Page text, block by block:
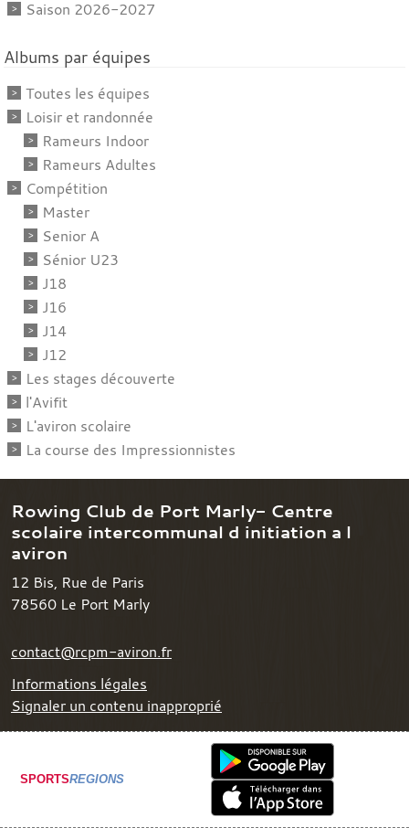
Saison 2026-2027
Albums par équipes
Toutes les équipes
Loisir et randonnée
Rameurs Indoor
Rameurs Adultes
Compétition
Master
Senior A
Sénior U23
J18
J16
J14
J12
Les stages découverte
l'Avifit
L'aviron scolaire
La course des Impressionnistes
Rowing Club de Port Marly- Centre
scolaire intercommunal d initiation a l
aviron
12 Bis, Rue de Paris
78560 Le Port Marly
contact@rcpm-aviron.fr
Informations légales
Signaler un contenu inapproprié
SPORTSREGIONS